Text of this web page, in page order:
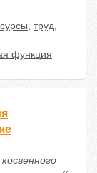
, труд,
функция